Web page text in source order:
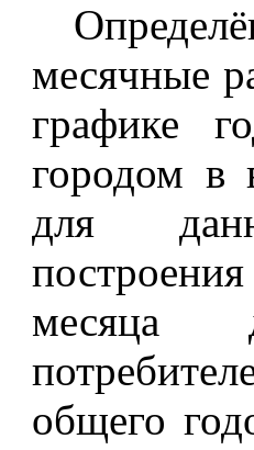
месячные
графике
городом в
для
месяца
общего